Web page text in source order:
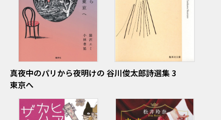
真夜中のパリから夜明けの
東京へ
谷川俊太郎詩選集 3